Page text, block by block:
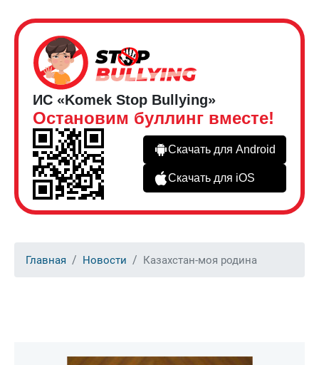
ИС «Komek Stop Bullying»
Остановим буллинг вместе!
Скачать для Android
Скачать для iOS
Главная Новости Казахстан-моя родина